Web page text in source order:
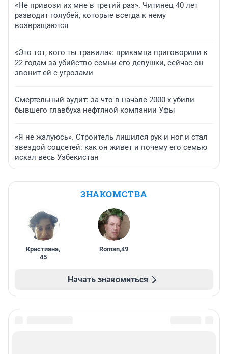
«Не привози их мне в третий раз». Читинец 40 лет
разводит голубей, которые всегда к нему
возвращаются
«Это тот, кого ты травила»: прикамца приговорили к
22 годам за убийство семьи его девушки, сейчас он
звонит ей с угрозами
Смертельный аудит: за что в начале 2000-х убили
бывшего главбуха нефтяной компании Уфы
«Я не жалуюсь». Строитель лишился рук и ног и стал
звездой соцсетей: как он живет и почему его семью
искал весь Узбекистан
ЗНАКОМСТВА
Кристиана,
45
Roman,49
Начать знакомиться